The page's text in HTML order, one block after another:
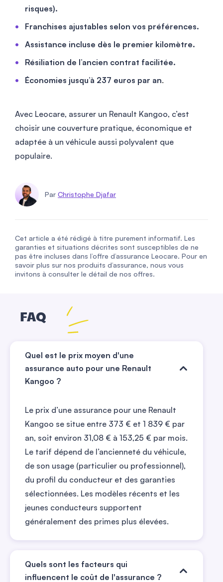
risques).
Franchises ajustables selon vos préférences.
Assistance incluse dès le premier kilomètre.
Résiliation de l’ancien contrat facilitée.
Économies jusqu’à 237 euros par an.
Avec Leocare, assurer un Renault Kangoo, c’est
choisir une couverture pratique, économique et
adaptée à un véhicule aussi polyvalent que
populaire.
Par Christophe Djafar
Cet article a été rédigé à titre purement informatif. Les
garanties et situations décrites sont susceptibles de ne
pas être incluses dans l’offre d’assurance Leocare. Pour en
savoir plus sur nos produits d’assurance, nous vous
invitons à consulter le détail de nos offres.
FAQ
Quel est le prix moyen d'une
assurance auto pour une Renault
Kangoo ?
Le prix d’une assurance pour une Renault
Kangoo se situe entre 373 € et 1 839 € par
an, soit environ 31,08 € à 153,25 € par mois.
Le tarif dépend de l’ancienneté du véhicule,
de son usage (particulier ou professionnel),
du profil du conducteur et des garanties
sélectionnées. Les modèles récents et les
jeunes conducteurs supportent
généralement des primes plus élevées.
Quels sont les facteurs qui
influencent le coût de l'assurance ?